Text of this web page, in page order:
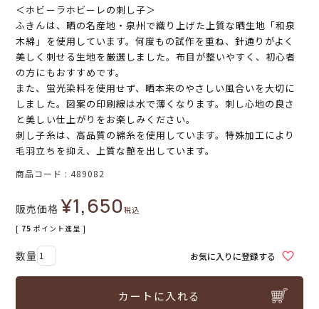
＜ホビーラホビーレの刺し子＞
ふきんは、晒の名産地・泉州で織り上げた上質な晒生地「和泉
木綿」を使用しています。何度もの試作を重ね、針通りがよく
美しく刺せる生地を厳選しました。布目が整いやすく、初心者
の方にもおすすめです。
また、蛍光染料を使用せず、晒本来のやさしい風合いを大切に
しました。図案の印刷線は水で薄くなります。刺し心地の良さ
と美しい仕上がりをお楽しみください。
刺し子糸は、高品質の綿糸を使用しています。特殊加工により
毛羽立ちを抑え、上質な艶を出しています。
商品コード 489082
販売価格 ¥1,650税込
[ 75 ポイント進呈 ]
お気に入りに登録する
カートに入れる